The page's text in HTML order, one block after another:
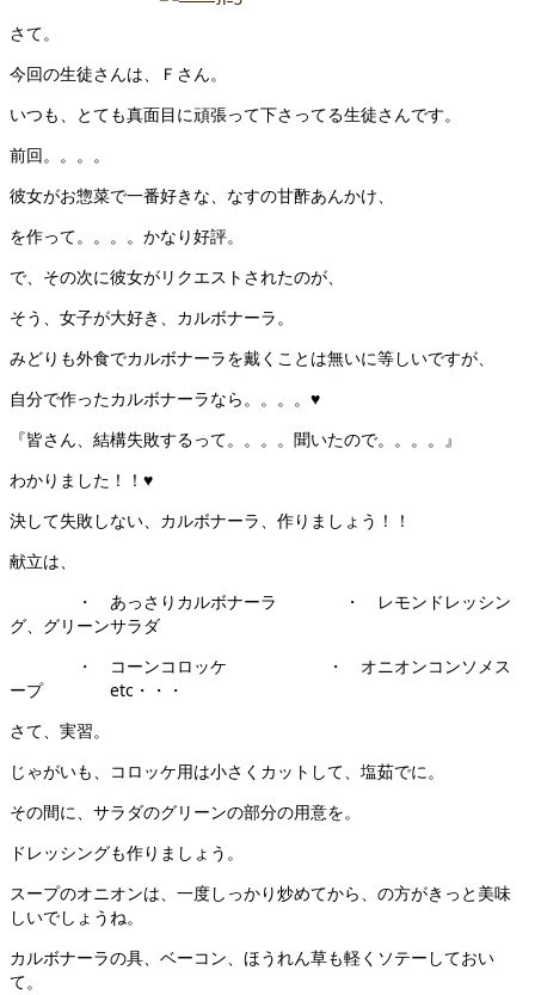
さて。
今回の生徒さんは、Ｆさん。
いつも、とても真面目に頑張って下さってる生徒さんです。
前回。。。。
彼女がお惣菜で一番好きな、なすの甘酢あんかけ、
を作って。。。。かなり好評。
で、その次に彼女がリクエストされたのが、
そう、女子が大好き、カルボナーラ。
みどりも外食でカルボナーラを戴くことは無いに等しいですが、
自分で作ったカルボナーラなら。。。。♥
『皆さん、結構失敗するって。。。。聞いたので。。。。』
わかりました！！♥
決して失敗しない、カルボナーラ、作りましょう！！
献立は、
・ あっさりカルボナーラ ・ レモンドレッシン
グ、グリーンサラダ
・ コーンコロッケ ・ オニオンコンソメス
ープ etc・・・
さて、実習。
じゃがいも、コロッケ用は小さくカットして、塩茹でに。
その間に、サラダのグリーンの部分の用意を。
ドレッシングも作りましょう。
スープのオニオンは、一度しっかり炒めてから、の方がきっと美味
しいでしょうね。
カルボナーラの具、ベーコン、ほうれん草も軽くソテーしておい
て。